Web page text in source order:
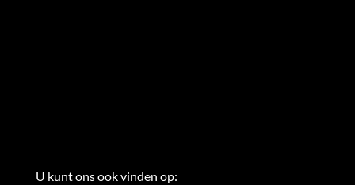
U kunt ons ook vinden op: